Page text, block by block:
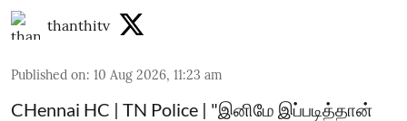
thanthitv
Published on: 10 Aug 2026, 11:23 am
CHennai HC | TN Police | "இனிமே இப்படித்தான்